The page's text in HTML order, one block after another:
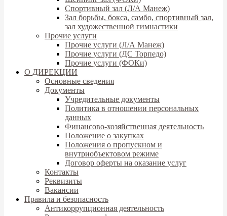
Спортивный зал (Л/А Манеж)
Зал борьбы, бокса, самбо, спортивный зал,
зал художественной гимнастики
Прочие услуги
Прочие услуги (Л/А Манеж)
Прочие услуги (ДС Торпедо)
Прочие услуги (ФОКи)
О ДИРЕКЦИИ
Основные сведения
Документы
Учредительные документы
Политика в отношении персональных
данных
Финансово-хозяйственная деятельность
Положение о закупках
Положения о пропускном и
внутриобъектовом режиме
Договор оферты на оказание услуг
Контакты
Реквизиты
Вакансии
Правила и безопасность
Антикоррупционная деятельность